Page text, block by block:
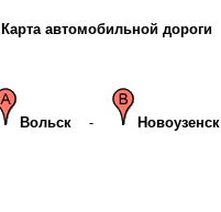
Карта автомобильной дороги
ольск- Новоузенск